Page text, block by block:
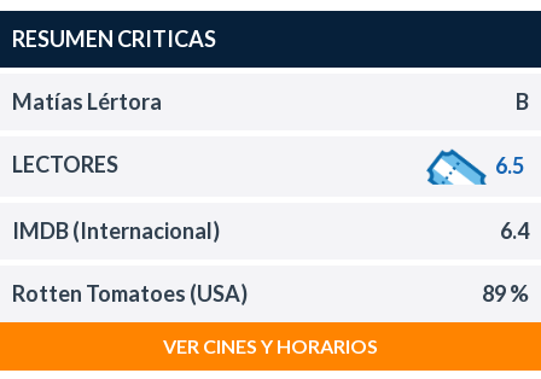
RESUMEN CRITICAS
Matías Lértora B
LECTORES 6.5
IMDB (Internacional) 6.4
Rotten Tomatoes (USA) 89 %
VER CINES Y HORARIOS